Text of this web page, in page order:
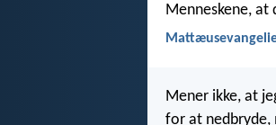
Menneskene, at
Mener ikke, at
for at nedbryde,